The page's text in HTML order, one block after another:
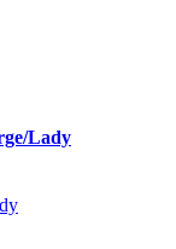
Lady